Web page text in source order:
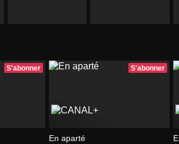
S'abonner S'abonner
En aparté